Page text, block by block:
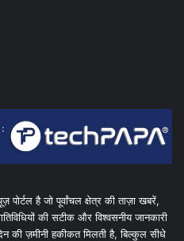
है जो पूर्वांचल क्षेत्र की ताज़ा खबरें,
की सटीक और विश्वसनीय जानकारी
की ज़मीनी हकीकत मिलती है, बिल्कुल सीधे